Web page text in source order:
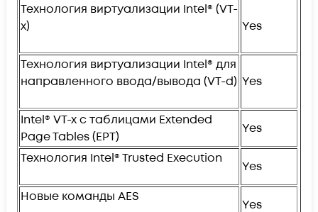
Технология виртуализации Intel® (VT-
x)
Yes
Технология виртуализации Intel® для
направленного ввода/вывода (VT-d) Yes
Intel® VT-x с таблицами Extended
Page Tables (EPT)
Yes
Технология Intel® Trusted Execution
Yes
Новые команды AES
Yes